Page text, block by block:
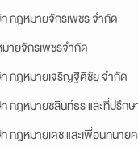
กฎหมายจักรเพชร จำกัด
ายจักรเพชรจำกัด
กฎหมายเจริญฐิติชัย จำกัด
กฎหมายชลินท์ธร และที่ปรึก
กฎหมายเดช และเพื่อนทนาย